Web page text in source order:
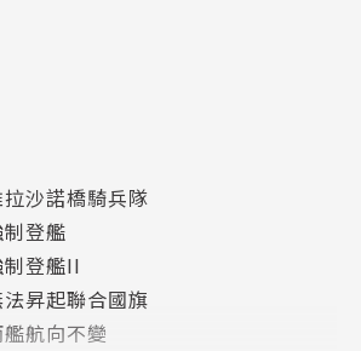
沙諾橋騎兵隊
登艦
登艦II
昇起聯合國旗
航向不變